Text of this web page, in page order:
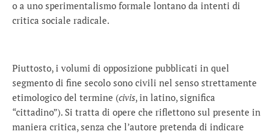
o a uno sperimentalismo formale lontano da intenti di
critica sociale radicale.
Piuttosto, i volumi di opposizione pubblicati in quel
segmento di fine secolo sono civili nel senso strettamente
etimologico del termine (civis, in latino, significa
“cittadino”). Si tratta di opere che riflettono sul presente in
maniera critica, senza che l’autore pretenda di indicare